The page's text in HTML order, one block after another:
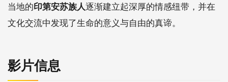
当地的印第安苏族人逐渐建立起深厚的情感纽带，并在
文化交流中发现了生命的意义与自由的真谛。
影片信息